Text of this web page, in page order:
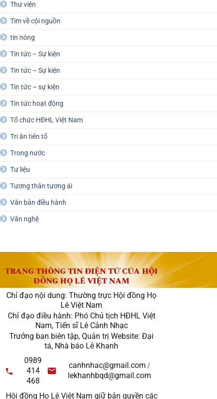
Thư viện
Tìm về cội nguồn
tin nóng
Tin tức – Sự kiện
Tin tức – Sự kiện
Tin tức – sự kiện
Tin tức hoạt động
Tổ chức HĐHL Việt Nam
Tri ân tiên tổ
Trong nước
Tư liệu
Tương thân tương ái
Văn bản điều hành
Văn nghệ
TRANG THÔNG TIN ĐIỆN TỬ CỦA HỘI
ĐỒNG HỌ LÊ VIỆT NAM
Chỉ đạo nội dung: Thường trực Hội đồng Họ
Lê Việt Nam
Chỉ đạo điều hành: Phó Chủ tịch HĐHL Việt
Nam, Tiến sĩ Lê Cảnh Nhạc
Trưởng ban biên tập, Quản trị Website: Đại
tá, Nhà báo Lê Khanh
0989
414
468
canhnhac@gmail.com /
lekhanhbqd@gmail.com
Hội đồng Họ Lê Việt Nam giữ bản quyền các